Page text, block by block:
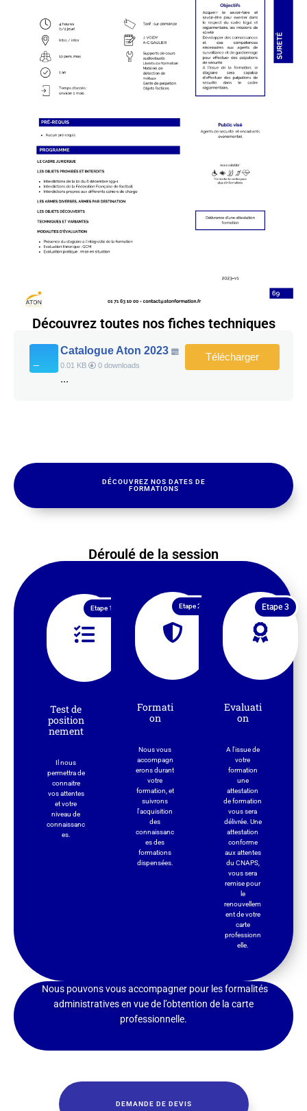
Découvrez toutes nos fiches techniques
Catalogue Aton 2023
0.01 KB 0 downloads
...
Télécharger
DÉCOUVREZ NOS DATES DE
FORMATIONS
Déroulé de la session
Etape 1
Test de
position
nement
Il nous
permettra de
connaitre
vos attentes
et votre
niveau de
connaissanc
es.
Etape 2
Formati
on
Nous vous
accompagn
erons durant
votre
formation, et
suivrons
l'acquisition
des
connaissanc
es des
formations
dispensées.
Etape 3
Evaluati
on
A l'issue de
votre
formation
une
attestation
de formation
vous sera
délivrée. Une
attestation
conforme
aux attentes
du CNAPS,
vous sera
remise pour
le
renouvellem
ent de votre
carte
professionn
elle.
Nous pouvons vous accompagner pour les formalités
administratives en vue de l’obtention de la carte
professionnelle.
DEMANDE DE DEVIS